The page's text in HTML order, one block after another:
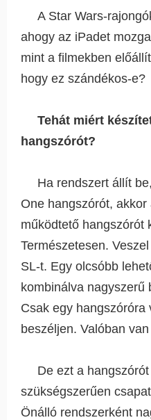
A Star Wars-
ahogy az iPadet
mint a filmekben
hogy ez szándékos-e?
Tehát miért
hangszórót?
Ha rendszert állít
One hangszórót,
működtető hangszórót
Természetesen.
SL-t. Egy olcsóbb
kombinálva nagyszerű
Csak egy hangszóróra
beszéljen. Valóban
De ezt a
szükségszerűen
Önálló rendszerként